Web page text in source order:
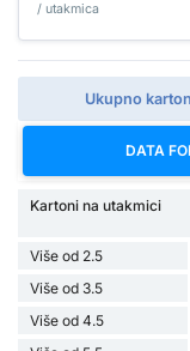
/ utakmica
Ukupno
DATA
Kartoni na utakmici
Više od 2.5
Više od 3.5
Više od 4.5